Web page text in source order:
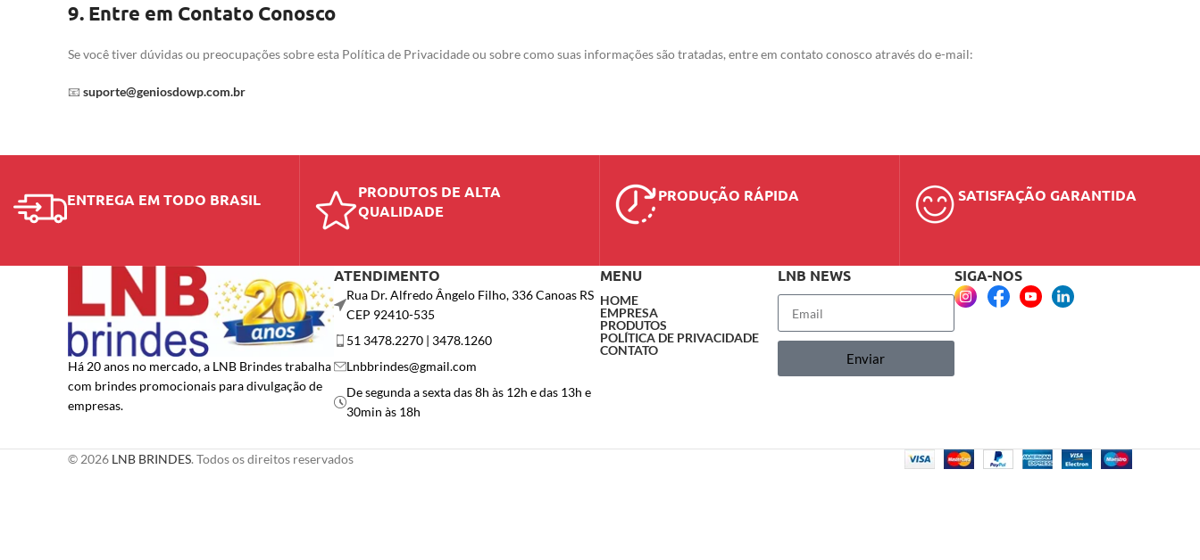
9. Entre em Contato Conosco
Se você tiver dúvidas ou preocupações sobre esta Política de Privacidade ou sobre como suas informações são tratadas, entre em contato conosco através do e-mail:
📧 suporte@geniosdowp.com.br
ENTREGA EM TODO BRASIL
PRODUTOS DE ALTA
QUALIDADE
PRODUÇÃO RÁPIDA SATISFAÇÃO GARANTIDA
Há 20 anos no mercado, a LNB Brindes trabalha
com brindes promocionais para divulgação de
empresas.
ATENDIMENTO
Rua Dr. Alfredo Ângelo Filho, 336 Canoas RS
CEP 92410-535
51 3478.2270 | 3478.1260
Lnbbrindes@gmail.com
De segunda a sexta das 8h às 12h e das 13h e
30min às 18h
MENU
HOME
EMPRESA
PRODUTOS
POLÍTICA DE PRIVACIDADE
CONTATO
LNB NEWS
Enviar
SIGA-NOS
© 2026 LNB BRINDES. Todos os direitos reservados